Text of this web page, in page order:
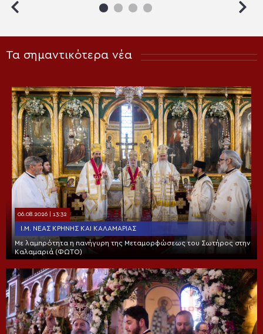
Τα σημαντικότερα νέα
06.08.2026 | 13:32
Ι.Μ. ΝΈΑΣ ΚΡΉΝΗΣ ΚΑΙ ΚΑΛΑΜΑΡΙΆΣ
Με λαμπρότητα η πανήγυρη της Μεταμορφώσεως του Σωτήρος στην
Καλαμαριά (ΦΩΤΟ)